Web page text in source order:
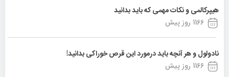
هیپرکالمی و نکات مهمی که باید بدانید
1166 روز پیش
نادولول و هر آنچه باید درمورد این قرص خوراکی بدانید!
1166 روز پیش